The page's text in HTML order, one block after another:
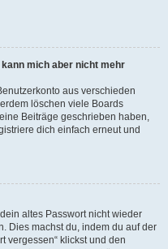
mich aber nicht mehr
aus verschieden
löschen viele Boards
Beiträge geschrieben haben,
dich einfach erneut und
altes Passwort nicht wieder
Dies machst du, indem du auf der
vergessen“ klickst und den